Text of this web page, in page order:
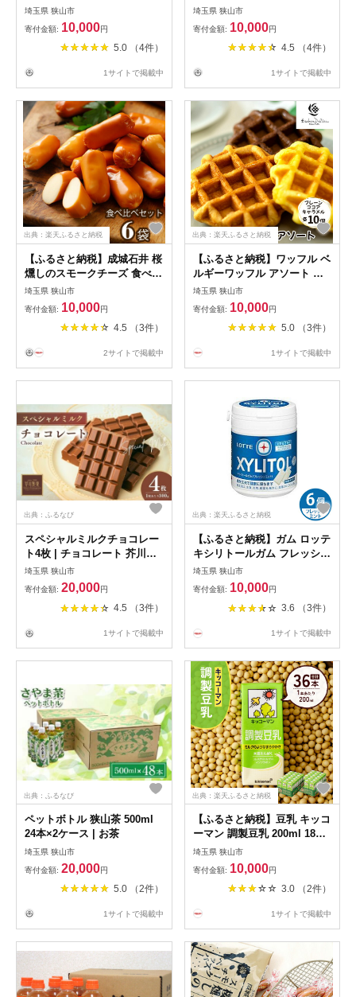
埼玉県 狭山市
寄付金額: 10,000円
5.0 （4件）
1サイトで掲載中
菓
埼玉県 狭山市
寄付金額: 10,000円
4.5 （4件）
1サイトで掲載中
出典：楽天ふるさと納税
【ふるさと納税】成城石井 桜
燻しのスモークチーズ 食べ比
べセット 990g | チーズ おつ
まみ 燻製 ひとくちサイズ ス
パイシー 食べ比べ 株式会社
成城石井酒販 埼玉県 狭山市
埼玉県 狭山市
寄付金額: 10,000円
4.5 （3件）
2サイトで掲載中
出典：楽天ふるさと納税
【ふるさと納税】ワッフル ベ
ルギーワッフル アソート プ
レーン ココア キャラメル 各
10個 | ワッフル わっふる ベ
ルギーワッフル 洋菓子 お菓
子 スイーツ おやつ 焼菓子 ミ
ケンデリス 朝食 おすそ分け
埼玉県 狭山市
寄付金額: 10,000円
5.0 （3件）
1サイトで掲載中
出典：ふるなび
スペシャルミルクチョコレー
ト4枚 | チョコレート 芥川製
菓
埼玉県 狭山市
寄付金額: 20,000円
4.5 （3件）
1サイトで掲載中
出典：楽天ふるさと納税
【ふるさと納税】ガム ロッテ
キシリトールガム フレッシュ
ミント ファミリーボトル 6個
セット | ガム キシリトール
ミント お菓子 おやつ 特定保
健用食品 トクホ オーラルケ
玉県 狭山市
埼玉県 狭山市
寄付金額: 10,000円
3.6 （3件）
1サイトで掲載中
出典：ふるなび
ペットボトル 狭山茶 500ml
24本×2ケース | お茶
埼玉県 狭山市
寄付金額: 20,000円
5.0 （2件）
1サイトで掲載中
出典：楽天ふるさと納税
【ふるさと納税】豆乳 キッコ
ーマン 調製豆乳 200ml 18本2
ケース | 豆乳 調整豆乳 飲料
大豆 ソイ ソイミルク パック
健康 美容 ダイエット キッコ
ーマンソイフーズ株式会社 埼
埼玉県 狭山市
寄付金額: 10,000円
3.0 （2件）
1サイトで掲載中